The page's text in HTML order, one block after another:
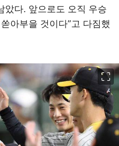
았다. 앞으로도 오직 우승
아부을 것이다”고 다짐했